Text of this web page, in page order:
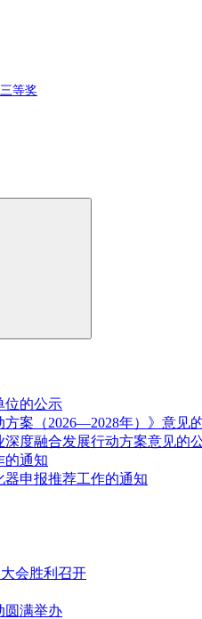
等奖
位的公示
案（2026—2028年）》意见
度融合发展行动方案意见的
的通知
器申报推荐工作的通知
会胜利召开
圆满举办